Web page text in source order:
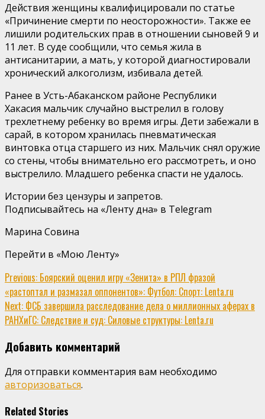
Действия женщины квалифицировали по статье
«Причинение смерти по неосторожности». Также ее
лишили родительских прав в отношении сыновей 9 и
11 лет. В суде сообщили, что семья жила в
антисанитарии, а мать, у которой диагностировали
хронический алкоголизм, избивала детей.
Ранее в Усть-Абаканском районе Республики
Хакасия мальчик случайно выстрелил в голову
трехлетнему ребенку во время игры. Дети забежали в
сарай, в котором хранилась пневматическая
винтовка отца старшего из них. Мальчик снял оружие
со стены, чтобы внимательно его рассмотреть, и оно
выстрелило. Младшего ребенка спасти не удалось.
Истории без цензуры и запретов.
Подписывайтесь на «Ленту дна» в Telegram
Марина Совина
Перейти в «Мою Ленту»
Continue
Reading
Previous: Боярский оценил игру «Зенита» в РПЛ фразой
«растоптал и размазал оппонентов»: Футбол: Спорт: Lenta.ru
Next: ФСБ завершила расследование дела о миллионных аферах в
РАНХиГС: Следствие и суд: Силовые структуры: Lenta.ru
Добавить комментарий
Для отправки комментария вам необходимо
авторизоваться.
Related Stories